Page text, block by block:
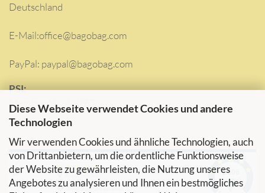
Diese Webseite verwendet Cookies und andere
Technologien
Wir verwenden Cookies und ähnliche Technologien, auch
von Drittanbietern, um die ordentliche Funktionsweise
der Website zu gewährleisten, die Nutzung unseres
Angebotes zu analysieren und Ihnen ein bestmögliches
Deutschland
E-Mail:office@bagobag.com
PayPal: paypal@bagobag.com
PSI:
Membre Nr.: 48072